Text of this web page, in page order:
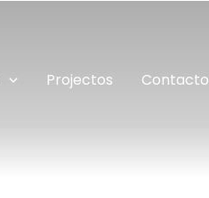
Projectos Contacto